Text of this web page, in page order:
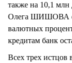
также на 10,1
Олега ШИШОВА
валютных
кредитам банк
Всех трех